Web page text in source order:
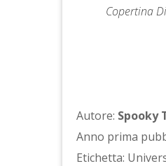
Copertina
Autore: Spooky
Anno prima
Etichetta: